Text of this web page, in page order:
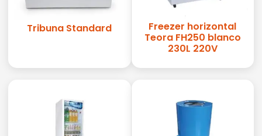
Tribuna Standard
Freezer horizontal
Teora FH250 blanco
230L 220V